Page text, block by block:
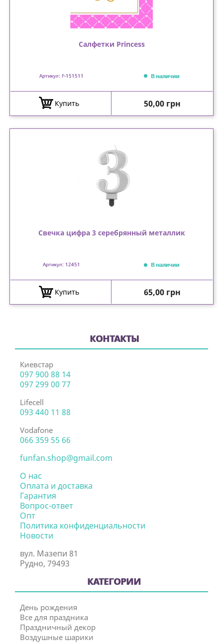
Салфетки Princess
Артикул: F-151511 В наличии
Купить Цена
50,00 грн
Свечка цифра 3 серебрянный металлик
Артикул: 12451 В наличии
Купить Цена
65,00 грн
КОНТАКТЫ
Киевстар
097 900 88 14
097 299 00 77
Lifecell
093 440 11 88
Vodafone
066 359 55 66
funfan.shop@gmail.com
О нас
Оплата и доставка
Гарантия
Вопрос-ответ
Опт
Политика конфиденциальности
Новости
вул. Мазепи 81
Рудно, 79493
КАТЕГОРИИ
День рождения
Все для праздника
Праздничный декор
Воздушные шарики